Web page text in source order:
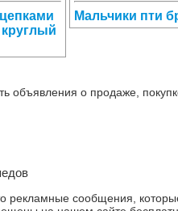
Мальчики пти
объявления о продаже,
рекламные сообщения,